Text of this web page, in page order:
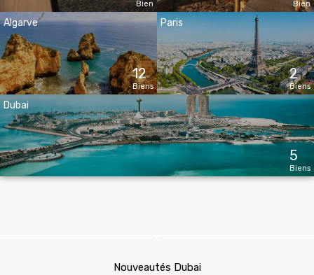
Bien Bien
Algarve
12
Biens
Paris
2
Biens
Dubai
5
Biens
Nouveautés Dubai